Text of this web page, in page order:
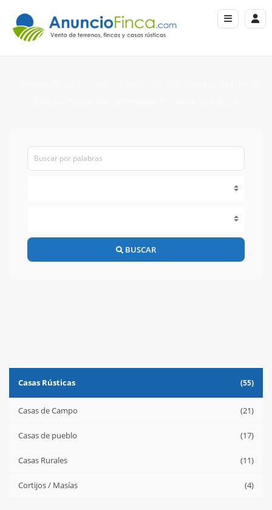
BUSCAR
Casas Rústicas (55)
Casas de Campo (21)
Casas de pueblo (17)
Casas Rurales (11)
Cortijos / Masías (4)